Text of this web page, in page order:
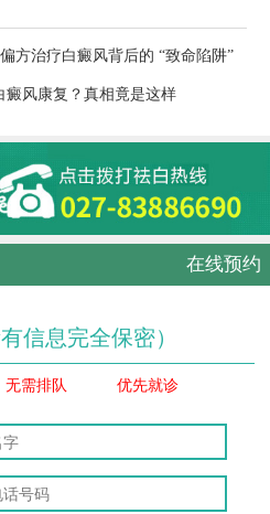
方治疗白癜风背后的 “致命陷阱”
癜风康复？真相竟是这样
在线预约
有信息完全保密）
无需排队 优先就诊